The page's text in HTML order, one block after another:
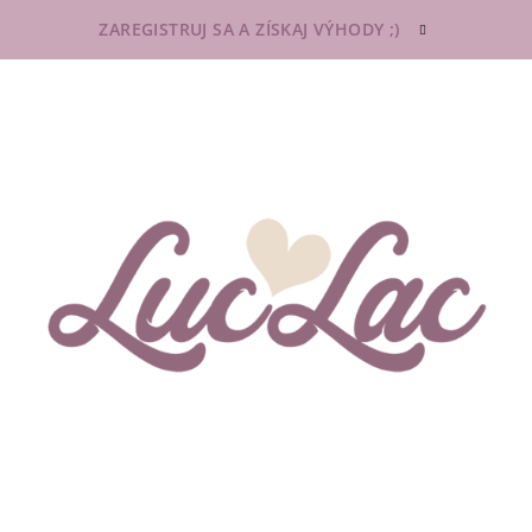
ZAREGISTRUJ SA A ZÍSKAJ VÝHODY ;)